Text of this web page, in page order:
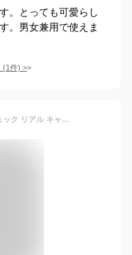
。とっても可愛らし
。男女兼用で使えま
(1件) >
【送料無料】 ねこ 猫 ぬいぐるみ リュック リアル キャラクター ユニーク おもしろ キャット ネコ 可愛い 大人 子ども キッズ レディース メンズ ふわふわ フワフワ にゃんこ ニャンズ 個性的 プレゼント ギフト 誕生日 クリスマス 鞄 バッグ ショルダーバッグ ハチワレ